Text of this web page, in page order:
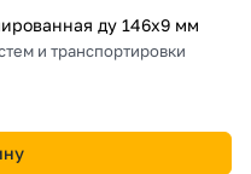
ду 146х9 мм
и транспортировки